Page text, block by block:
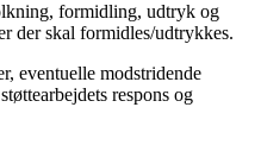
formidling, udtryk og
der skal formidles/udtrykkes.
eventuelle modstridende
respons og